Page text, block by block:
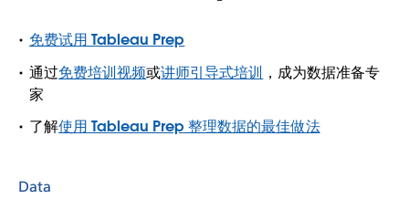
免费试用 Tableau Prep
通过免费培训视频或讲师引导式培训 ，成为数据准备专
家
了解使用 Tableau Prep 整理数据的最佳做法
Data